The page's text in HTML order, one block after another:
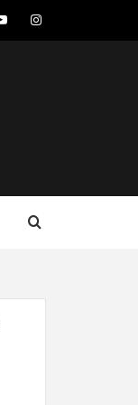
Instagram